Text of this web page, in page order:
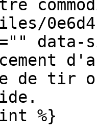
data-
de tir
%}